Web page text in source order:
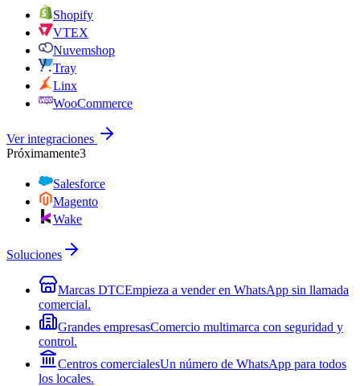
Shopify
VTEX
Nuvemshop
Tray
Linx
WooCommerce
Ver integraciones
Próximamente3
Salesforce
Magento
Wake
Soluciones
Marcas DTCEmpieza a vender en WhatsApp sin llamada
comercial.
Grandes empresasComercio multimarca con seguridad y
control.
Centros comercialesUn número de WhatsApp para todos
los locales.